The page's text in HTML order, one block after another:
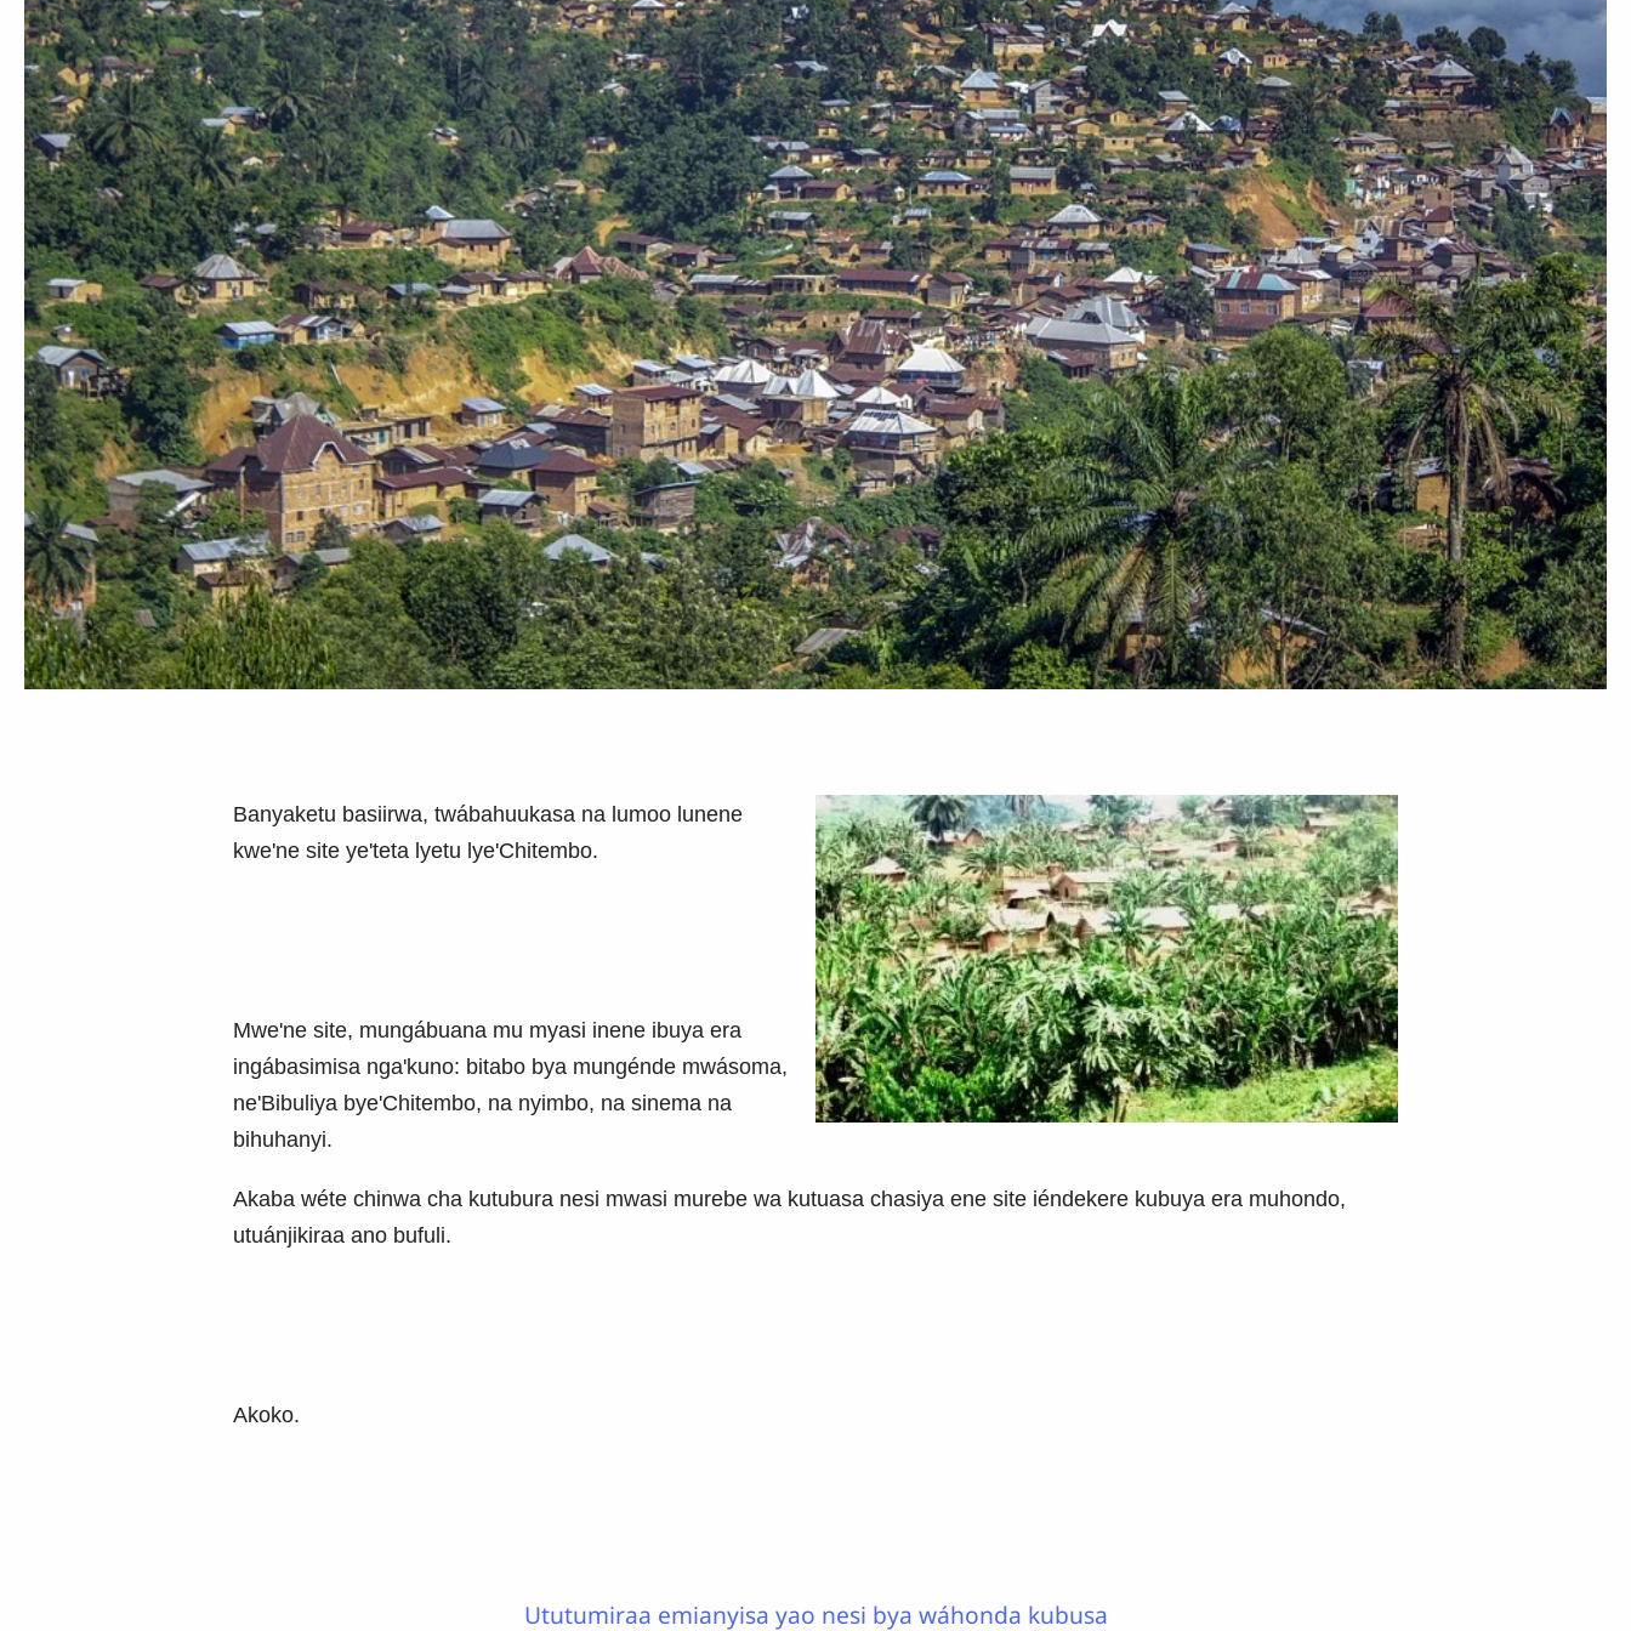
Banyaketu basiirwa, twábahuukasa na lumoo lunene
kwe'ne site ye'teta lyetu lye'Chitembo.
Mwe'ne site, mungábuana mu myasi inene ibuya era
ingábasimisa nga'kuno: bitabo bya mungénde mwásoma,
ne'Bibuliya bye'Chitembo, na nyimbo, na sinema na
bihuhanyi.
Akaba wéte chinwa cha kutubura nesi mwasi murebe wa kutuasa chasiya ene site iéndekere kubuya era muhondo,
utuánjikiraa ano bufuli.
Akoko.
Ututumiraa emianyisa yao nesi bya wáhonda kubusa